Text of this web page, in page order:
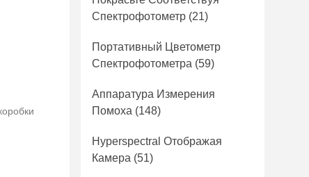
Спектрофотометр (21)
Портативный Цветометр
Спектрофотометра (59)
Аппаратура Измерения
Помоха (148)
Hyperspectral Отображая
Камера (51)